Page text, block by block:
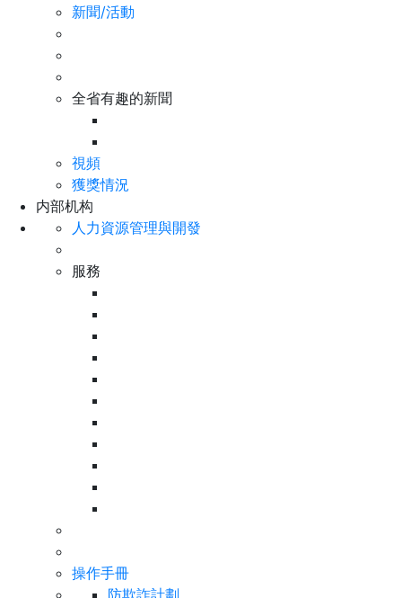
新聞/活動
全省有趣的新聞
視頻
獲獎情況
内部机构
人力資源管理與開發
服務
操作手冊
防欺詐計劃